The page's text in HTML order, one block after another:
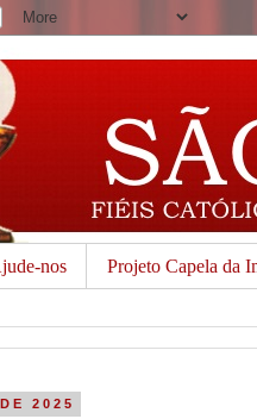
nos Projeto Capela da
2025